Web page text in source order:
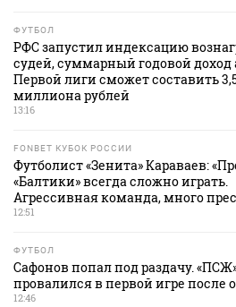
ФУТБОЛ
РФС запустил индексацию
судей, суммарный годовой доход
Первой лиги сможет составить
миллиона рублей
13:16
FONBET КУБОК РОССИИ
Футболист «Зенита» Караваев:
«Балтики» всегда сложно играть.
Агрессивная команда, много
12:51
ФУТБОЛ
Сафонов попал под раздачу.
провалился в первой игре после
12:46